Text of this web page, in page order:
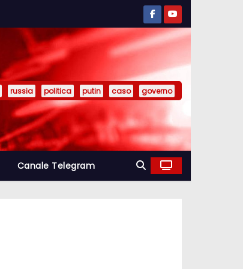
russia politica putin caso governo
Canale Telegram